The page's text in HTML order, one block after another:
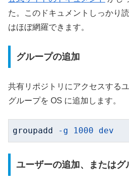
た。このドキュメントしっかり
はほぼ網羅できます。
グループの追加
共有リポジトリにアクセスする
グループを OS に追加します。
groupadd -g 1000 dev
ユーザーの追加、またはグ